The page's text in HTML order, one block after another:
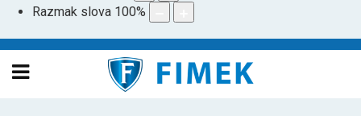
Razmak slova 100%